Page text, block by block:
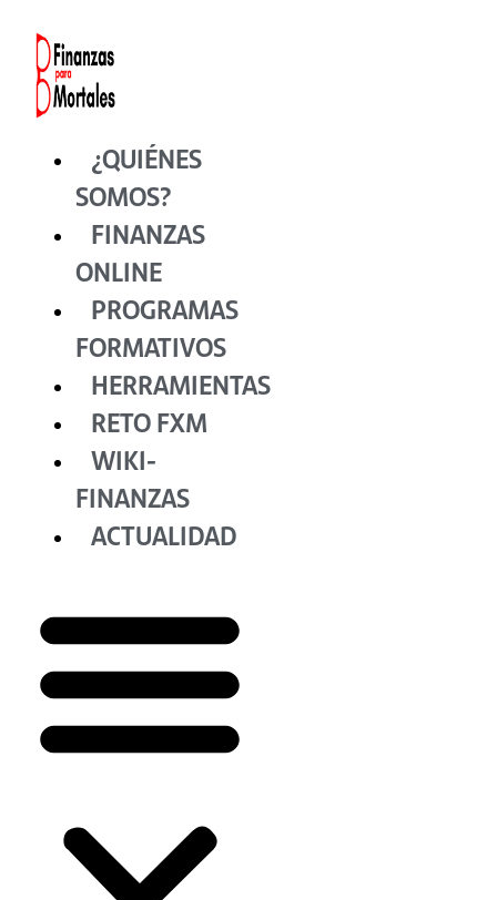
contenido
¿QUIÉNES
SOMOS?
FINANZAS
ONLINE
PROGRAMAS
FORMATIVOS
HERRAMIENTAS
RETO FXM
WIKI-
FINANZAS
ACTUALIDAD